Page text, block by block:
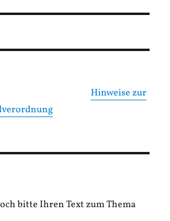
Hinweise zur
bitte Ihren Text zum Thema